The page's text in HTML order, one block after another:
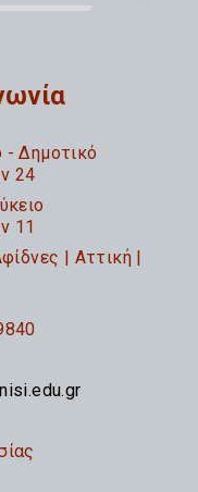
- Δημοτικό
24
11
| Αττική |